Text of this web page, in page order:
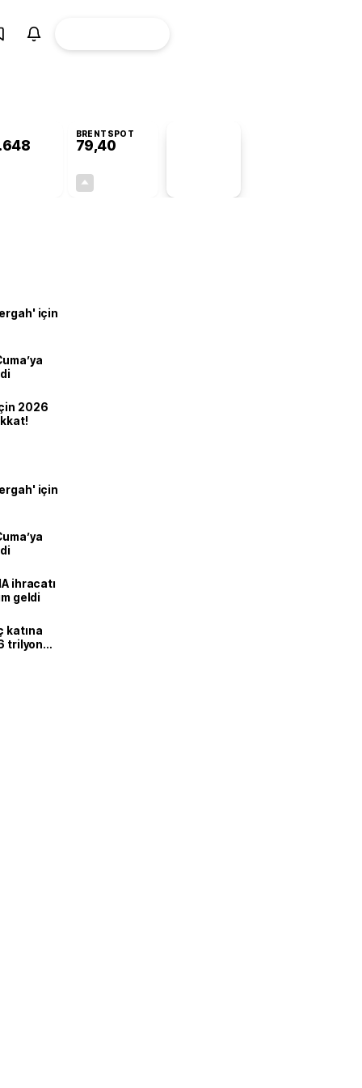
BRENTSPOT
79,40
için
2026
için
ihracatı
geldi
katına
trilyon